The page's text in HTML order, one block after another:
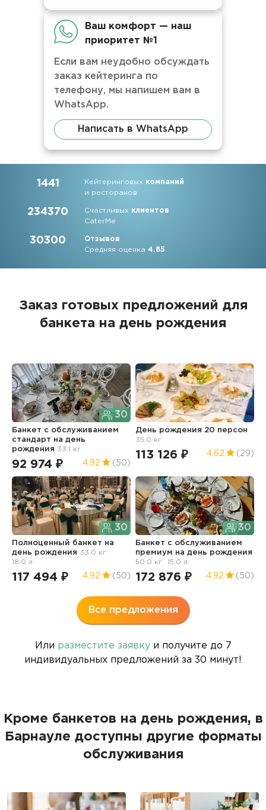
Ваш комфорт — наш
приоритет №1
Если вам неудобно обсуждать
заказ кейтеринга по
телефону, мы напишем вам в
WhatsApp.
Написать в WhatsApp
1441 Кейтеринговых компаний
и ресторанов
234370 Счастливых клиентов
CaterMe
30300
Отзывов
Средняя оценка4.85
Заказ готовых предложений для
банкета на день рождения
30
Банкет с обслуживанием
стандарт на день
рождения 33.1 кг
92 974 ₽ 4.92 (50)
День рождения 20 персон
35.0 кг
113 126 ₽ 4.62 (29)
30
Полноценный банкет на
день рождения 33.0 кг
18.0 л
117 494 ₽ 4.92 (50)
30
Банкет с обслуживанием
премиум на день рождения
50.0 кг
15.0 л
172 876 ₽ 4.92 (50)
Все предложения
Или разместите заявкуи получите до 7
индивидуальных предложений за 30 минут!
Кроме банкетов на день рождения, в
Барнауле доступны другие форматы
обслуживания